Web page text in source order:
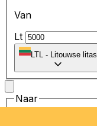
Van
Lt
LTL - Litouwse litas
Naar